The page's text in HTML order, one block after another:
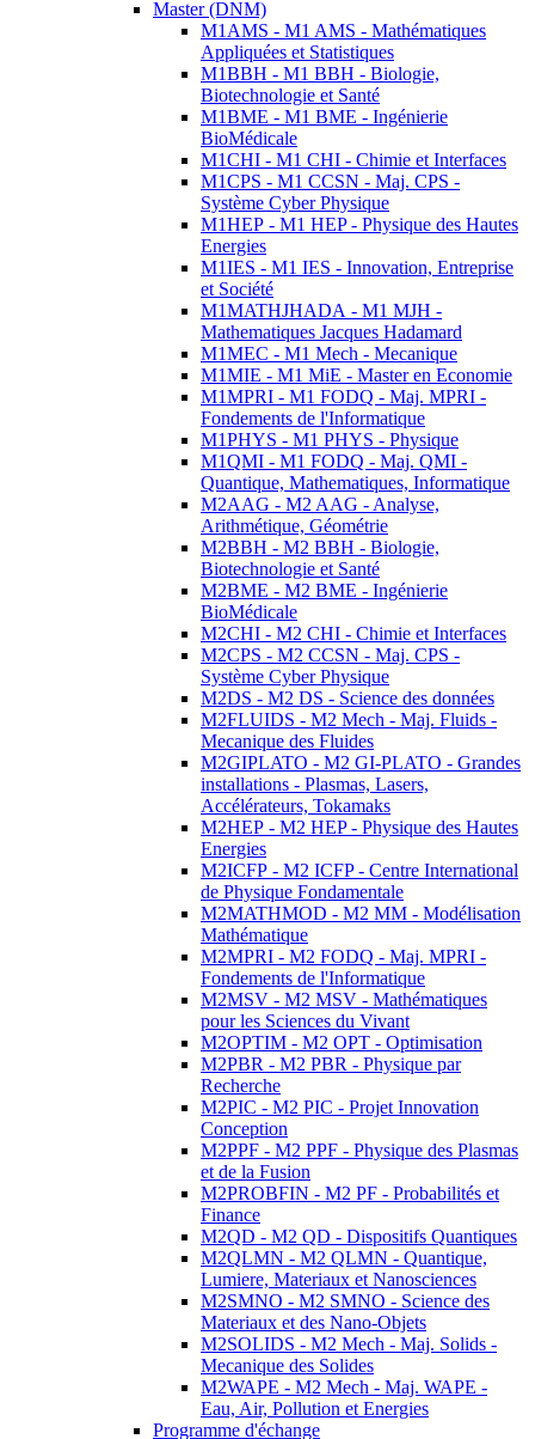
Master (DNM)
M1AMS - M1 AMS - Mathématiques
Appliquées et Statistiques
M1BBH - M1 BBH - Biologie,
Biotechnologie et Santé
M1BME - M1 BME - Ingénierie
BioMédicale
M1CHI - M1 CHI - Chimie et Interfaces
M1CPS - M1 CCSN - Maj. CPS -
Système Cyber Physique
M1HEP - M1 HEP - Physique des Hautes
Energies
M1IES - M1 IES - Innovation, Entreprise
et Société
M1MATHJHADA - M1 MJH -
Mathematiques Jacques Hadamard
M1MEC - M1 Mech - Mecanique
M1MIE - M1 MiE - Master en Economie
M1MPRI - M1 FODQ - Maj. MPRI -
Fondements de l'Informatique
M1PHYS - M1 PHYS - Physique
M1QMI - M1 FODQ - Maj. QMI -
Quantique, Mathematiques, Informatique
M2AAG - M2 AAG - Analyse,
Arithmétique, Géométrie
M2BBH - M2 BBH - Biologie,
Biotechnologie et Santé
M2BME - M2 BME - Ingénierie
BioMédicale
M2CHI - M2 CHI - Chimie et Interfaces
M2CPS - M2 CCSN - Maj. CPS -
Système Cyber Physique
M2DS - M2 DS - Science des données
M2FLUIDS - M2 Mech - Maj. Fluids -
Mecanique des Fluides
M2GIPLATO - M2 GI-PLATO - Grandes
installations - Plasmas, Lasers,
Accélérateurs, Tokamaks
M2HEP - M2 HEP - Physique des Hautes
Energies
M2ICFP - M2 ICFP - Centre International
de Physique Fondamentale
M2MATHMOD - M2 MM - Modélisation
Mathématique
M2MPRI - M2 FODQ - Maj. MPRI -
Fondements de l'Informatique
M2MSV - M2 MSV - Mathématiques
pour les Sciences du Vivant
M2OPTIM - M2 OPT - Optimisation
M2PBR - M2 PBR - Physique par
Recherche
M2PIC - M2 PIC - Projet Innovation
Conception
M2PPF - M2 PPF - Physique des Plasmas
et de la Fusion
M2PROBFIN - M2 PF - Probabilités et
Finance
M2QD - M2 QD - Dispositifs Quantiques
M2QLMN - M2 QLMN - Quantique,
Lumiere, Materiaux et Nanosciences
M2SMNO - M2 SMNO - Science des
Materiaux et des Nano-Objets
M2SOLIDS - M2 Mech - Maj. Solids -
Mecanique des Solides
M2WAPE - M2 Mech - Maj. WAPE -
Eau, Air, Pollution et Energies
Programme d'échange